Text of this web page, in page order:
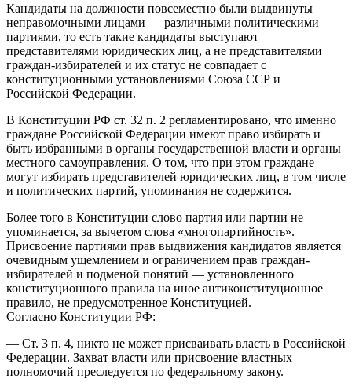
Кандидаты на должности повсеместно были выдвинуты
неправомочными лицами — различными политическими
партиями, то есть такие кандидаты выступают
представителями юридических лиц, а не представителями
граждан-избирателей и их статус не совпадает с
конституционными установлениями Союза ССР и
Российской Федерации.
В Конституции РФ ст. 32 п. 2 регламентировано, что именно
граждане Российской Федерации имеют право избирать и
быть избранными в органы государственной власти и органы
местного самоуправления. О том, что при этом граждане
могут избирать представителей юридических лиц, в том числе
и политических партий, упоминания не содержится.
Более того в Конституции слово партия или партии не
упоминается, за вычетом слова «многопартийность».
Присвоение партиями прав выдвижения кандидатов является
очевидным ущемлением и ограничением прав граждан-
избирателей и подменой понятий — установленного
конституционного правила на иное антиконституционное
правило, не предусмотренное Конституцией.
Согласно Конституции РФ:
— Ст. 3 п. 4, никто не может присваивать власть в Российской
Федерации. Захват власти или присвоение властных
полномочий преследуется по федеральному закону.